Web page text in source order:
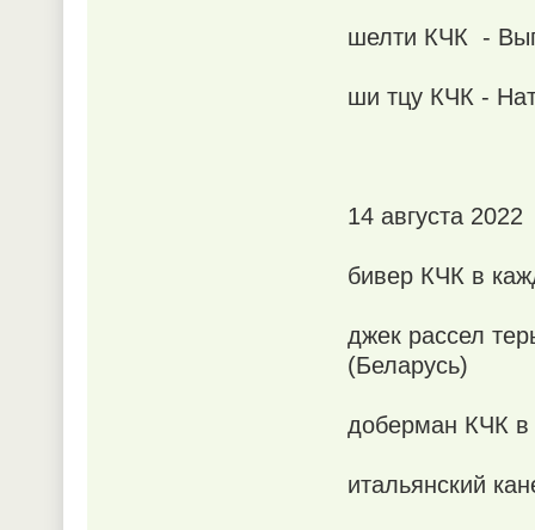
шелти КЧК -
ши тцу КЧК -
14 августа 2022
бивер КЧК в
джек рассел
(Беларусь)
доберман КЧК в
итальянский